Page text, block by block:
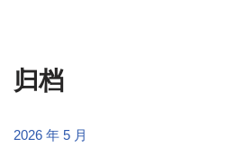
归档
2026 年 5 月